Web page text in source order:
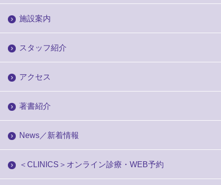
施設案内
スタッフ紹介
アクセス
著書紹介
News／新着情報
＜CLINICS＞オンライン診療・WEB予約